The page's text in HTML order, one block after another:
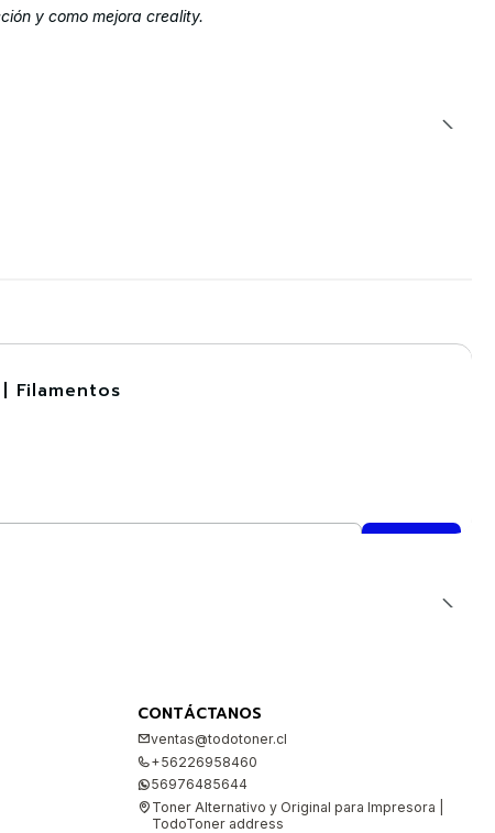
y como mejora creality.
Filamentos
CONTÁCTANOS
ventas@todotoner.cl
+56226958460
56976485644
Toner Alternativo y Original para Impresora |
TodoToner address